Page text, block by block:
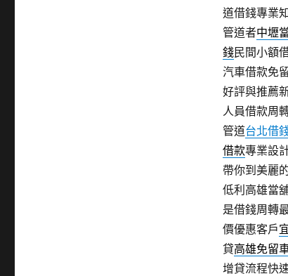
道借錢專業
管道者中壢
錢民間小額
汽車借款免
好評與推薦
人員借款周
管道台北借
借款專業設
帶你到美麗
低利高雄當
是借錢周轉
價優惠客戶
貸高雄免留
增貸流程快